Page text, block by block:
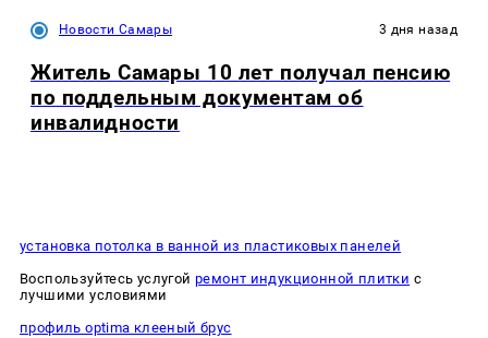
Новости Самары 3 дня назад
Житель Самары 10 лет получал пенсию
по поддельным документам об
инвалидности
установка потолка в ванной из пластиковых панелей
Воспользуйтесь услугой ремонт индукционной плитки с
лучшими условиями
профиль optima клееный брус